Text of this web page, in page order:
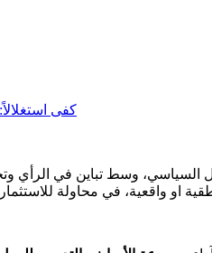
كفى
السياسي، وسط تباين في الرأي
او واقعية، في محاولة